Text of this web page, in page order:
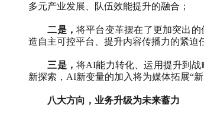
多元产业发展、队伍效能提升的融合；
二是，将平台变革摆在了更加突出
造自主可控平台、提升内容传播力的紧迫
三是， 将AI能力转化、运用提升到
新探索， AI新变量的加入将为媒体拓展“
八大方向，业务升级为未来蓄力